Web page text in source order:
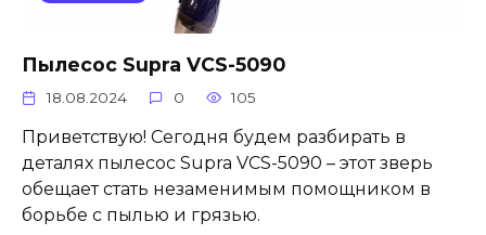
Пылесос Supra VCS-5090
18.08.2024 0 105
Приветствую! Сегодня будем разбирать в
деталях пылесос Supra VCS-5090 – этот зверь
обещает стать незаменимым помощником в
борьбе с пылью и грязью.